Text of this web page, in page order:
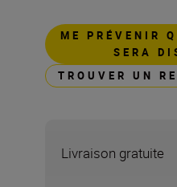
ME PRÉVENIR
SERA
TROUVER UN
Livraison gratuite